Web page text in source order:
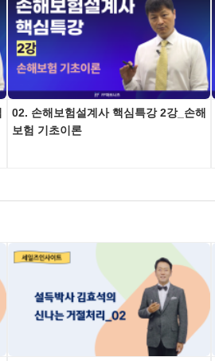
02. 손해보험설계사 핵심특강 2강_손해
보험 기초이론